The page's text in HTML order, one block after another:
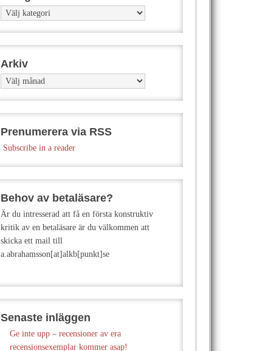
Kategorier
Arkiv
Arkiv
Prenumerera via RSS
Subscribe in a reader
Behov av betaläsare?
Är du intresserad att få en första konstruktiv
kritik av en betaläsare är du välkommen att
skicka ett mail till
a.abrahamsson[at]alkb[punkt]se
Senaste inläggen
Ge inte upp – recensioner av era
recensionsexemplar kommer asap!